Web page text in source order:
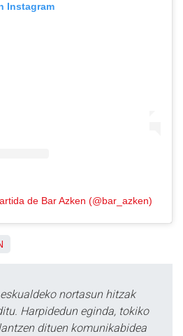
Instagram
de Bar Azken (@bar_azken)
nortasun hitzak
Harpidedun eginda, tokiko
dituen komunikabidea